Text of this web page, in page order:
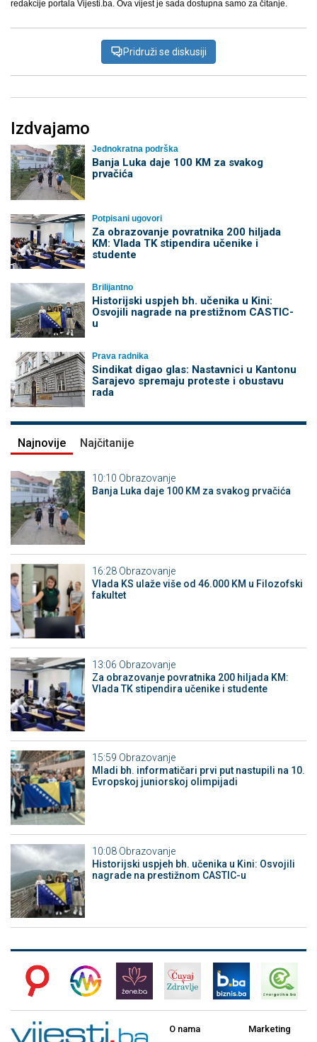
redakcije portala Vijesti.ba. Ova vijest je sada dostupna samo za čitanje.
Pridruži se diskusiji
Izdvajamo
Jednokratna podrška
Banja Luka daje 100 KM za svakog
prvačića
Potpisani ugovori
Za obrazovanje povratnika 200 hiljada
KM: Vlada TK stipendira učenike i
studente
Brilijantno
Historijski uspjeh bh. učenika u Kini:
Osvojili nagrade na prestižnom CASTIC-
u
Prava radnika
Sindikat digao glas: Nastavnici u Kantonu
Sarajevo spremaju proteste i obustavu
rada
Najnovije Najčitanije
10:10 Obrazovanje
Banja Luka daje 100 KM za svakog prvačića
16:28 Obrazovanje
Vlada KS ulaže više od 46.000 KM u Filozofski
fakultet
13:06 Obrazovanje
Za obrazovanje povratnika 200 hiljada KM:
Vlada TK stipendira učenike i studente
15:59 Obrazovanje
Mladi bh. informatičari prvi put nastupili na 10.
Evropskoj juniorskoj olimpijadi
10:08 Obrazovanje
Historijski uspjeh bh. učenika u Kini: Osvojili
nagrade na prestižnom CASTIC-u
O nama Marketing